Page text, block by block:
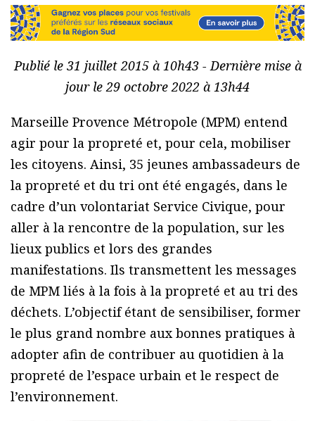
Publié le 31 juillet 2015 à 10h43 - Dernière mise à
jour le 29 octobre 2022 à 13h44
Marseille Provence Métropole (MPM) entend
agir pour la propreté et, pour cela, mobiliser
les citoyens. Ainsi, 35 jeunes ambassadeurs de
la propreté et du tri ont été engagés, dans le
cadre d’un volontariat Service Civique, pour
aller à la rencontre de la population, sur les
lieux publics et lors des grandes
manifestations. Ils transmettent les messages
de MPM liés à la fois à la propreté et au tri des
déchets. L’objectif étant de sensibiliser, former
le plus grand nombre aux bonnes pratiques à
adopter afin de contribuer au quotidien à la
propreté de l’espace urbain et le respect de
l’environnement.